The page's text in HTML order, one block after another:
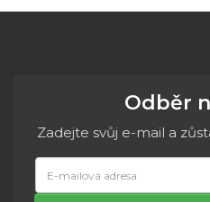
Odběr
Zadejte svůj e-mail a